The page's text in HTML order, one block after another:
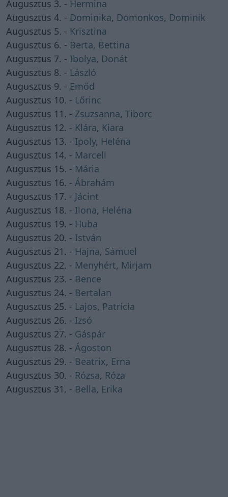
Augusztus 3. - Hermina
Augusztus 4. - Dominika, Domonkos, Dominik
Augusztus 5. - Krisztina
Augusztus 6. - Berta, Bettina
Augusztus 7. - Ibolya, Donát
Augusztus 8. - László
Augusztus 9. - Emőd
Augusztus 10. - Lőrinc
Augusztus 11. - Zsuzsanna, Tiborc
Augusztus 12. - Klára, Kiara
Augusztus 13. - Ipoly, Heléna
Augusztus 14. - Marcell
Augusztus 15. - Mária
Augusztus 16. - Ábrahám
Augusztus 17. - Jácint
Augusztus 18. - Ilona, Heléna
Augusztus 19. - Huba
Augusztus 20. - István
Augusztus 21. - Hajna, Sámuel
Augusztus 22. - Menyhért, Mirjam
Augusztus 23. - Bence
Augusztus 24. - Bertalan
Augusztus 25. - Lajos, Patrícia
Augusztus 26. - Izsó
Augusztus 27. - Gáspár
Augusztus 28. - Ágoston
Augusztus 29. - Beatrix, Erna
Augusztus 30. - Rózsa, Róza
Augusztus 31. - Bella, Erika